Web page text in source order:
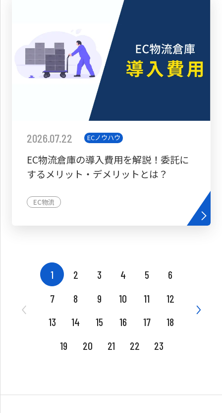
2026.07.22 ECノウハウ
EC物流倉庫の導入費用を解説！委託に
するメリット・デメリットとは？
EC物流
1 2 3 4 5
6
7
8 9 10 11
12
13
14 15 16 17
18
19
20 21 22 23